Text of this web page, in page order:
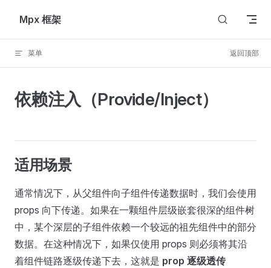
Skip to content
Mpx 框架
菜单 返回顶部
依赖注入（Provide/Inject）
适用场景
通常情况下，从父组件向子组件传递数据时，我们会使用
props 向下传递。如果在一颗组件层级嵌套很深的组件树
中，某个深层的子组件依赖一个较远的祖先组件中的部分
数据。在这种情况下，如果仅使用 props 则必须将其沿
着组件链路逐级传递下去，这就是 prop 逐级透传